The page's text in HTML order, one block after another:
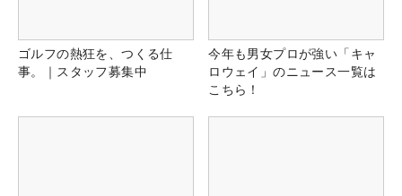
ゴルフの熱狂を、つくる仕
事。｜スタッフ募集中
今年も男女プロが強い「キャ
ロウェイ」のニュース一覧は
こちら！